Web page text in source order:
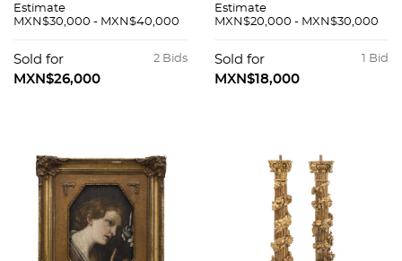
NICOLAS DE BARI ,
DARIA, SANTA SOFIA
Y SANTA ELENA.
Estimate
MXN$30,000 - MXN$40,000
2 Bids
Sold for
MXN$26,000
tabla. 32 x 49 cm.
Estimate
MXN$20,000 - MXN$30,000
1 Bid
Sold for
MXN$18,000